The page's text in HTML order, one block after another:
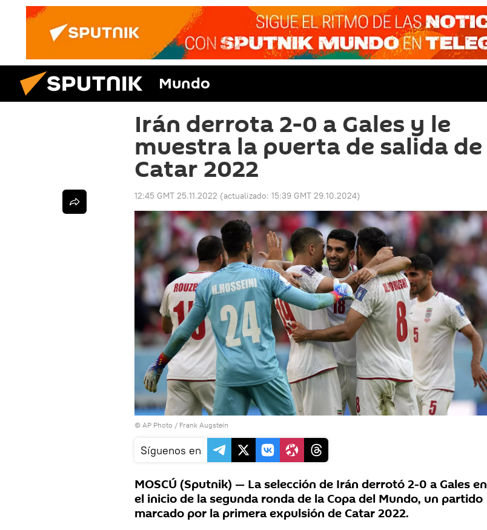
Mundo
Irán derrota 2-0 a Gales y le
muestra la puerta de salida de
Catar 2022
12:45 GMT 25.11.2022 (actualizado: 15:39 GMT 29.10.2024)
© AP Photo / Frank Augstein
Síguenos en
MOSCÚ (Sputnik) — La selección de Irán derrotó 2-0 a Gales en
el inicio de la segunda ronda de la Copa del Mundo, un partido
marcado por la primera expulsión de Catar 2022.